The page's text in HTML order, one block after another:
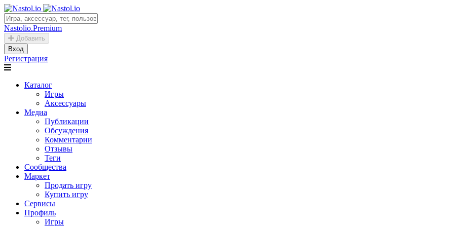
Nastolio.Premium
Добавить
Вход
Регистрация
Каталог
Игры
Аксессуары
Медиа
Публикации
Обсуждения
Комментарии
Отзывы
Теги
Сообщества
Маркет
Продать игру
Купить игру
Сервисы
Профиль
Игры